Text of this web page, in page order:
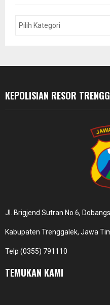
KEPOLISIAN RESOR
Jl. Brigjend Sutran No.6,
Kabupaten Trenggalek, Jawa
Telp (0355) 791110
TEMUKAN KAMI